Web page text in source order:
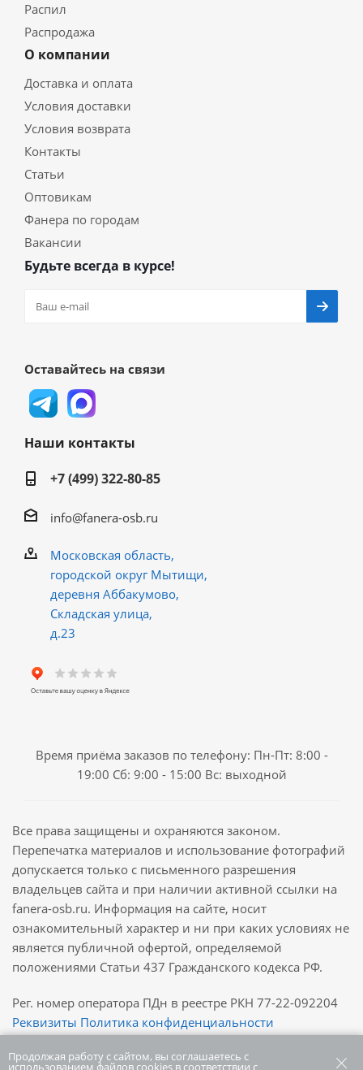
Продолжая работу с сайтом, вы соглашаетесь с
использованием файлов cookies в соответствии с
Распил
Распродажа
О компании
Доставка и оплата
Условия доставки
Условия возврата
Контакты
Статьи
Оптовикам
Фанера по городам
Вакансии
Будьте всегда в курсе!
Оставайтесь на связи
Наши контакты
+7 (499) 322-80-85
info@fanera-osb.ru
Московская область,
городской округ Мытищи,
деревня Аббакумово,
Складская улица,
д.23
Время приёма заказов по телефону: Пн-Пт: 8:00 -
19:00 Сб: 9:00 - 15:00 Вс: выходной
Все права защищены и охраняются законом.
Перепечатка материалов и использование фотографий
допускается только с письменного разрешения
владельцев сайта и при наличии активной ссылки на
fanera-osb.ru. Информация на сайте, носит
ознакомительный характер и ни при каких условиях не
является публичной офертой, определяемой
положениями Статьи 437 Гражданского кодекса РФ.
Рег. номер оператора ПДн в реестре РКН 77-22-092204
Реквизиты Политика конфиденциальности